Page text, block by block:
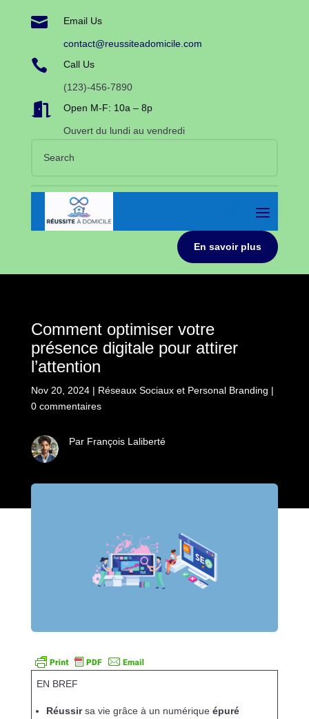
 Email Us
contact@reussiteadomicile.com
 Call Us
(123)-456-7890
 Open M-F: 10a – 8p
Ouvert du lundi au vendredi
En savoir plus
Comment optimiser votre
présence digitale pour attirer
l’attention
Nov 20, 2024| Réseaux Sociaux et Personal Branding |
0 commentaires
Par François Laliberté
EN BREF
Réussirsa vie grâce à un numérique épuré